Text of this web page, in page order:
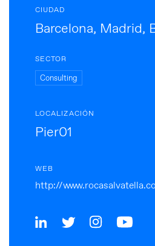
CIUDAD
Barcelona, Madrid,
SECTOR
Consulting
LOCALIZACIÓN
Pier01
WEB
http://